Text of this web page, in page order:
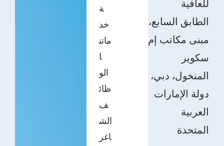
ة
خد
ماتن
ا
الو
ظائ
ف
الش
اغر
للعافية
الطابق السابع،
مبنى مكاتب إم
سكوير
المنخول، دبي،
دولة الإمارات
العربية
المتحدة